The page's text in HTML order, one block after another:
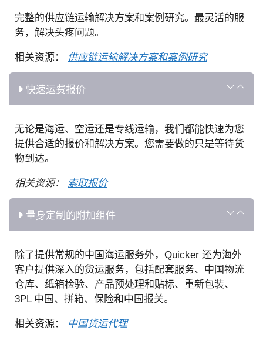
完整的供应链运输解决方案和案例研究。最灵活的服
务，解决头疼问题。
相关资源： 供应链运输解决方案和案例研究
快速运费报价
无论是海运、空运还是专线运输，我们都能快速为您
提供合适的报价和解决方案。您需要做的只是等待货
物到达。
相关资源： 索取报价
量身定制的附加组件
除了提供常规的中国海运服务外，Quicker 还为海外
客户提供深入的货运服务，包括配套服务、中国物流
仓库、纸箱检验、产品预处理和贴标、重新包装、
3PL 中国、拼箱、保险和中国报关。
相关资源： 中国货运代理